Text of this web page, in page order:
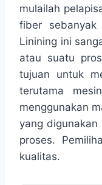
mulailah
fiber
Linining ini
atau suatu
tujuan untuk
terutama
menggunakan
yang digunakan
proses.
kualitas.